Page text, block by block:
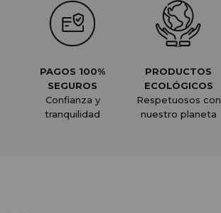
PAGOS 100%
SEGUROS
Confianza y
tranquilidad
PRODUCTOS
ECOLÓGICOS
Respetuosos con
nuestro planeta